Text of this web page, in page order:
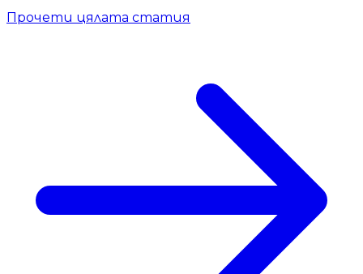
Прочети цялата статия